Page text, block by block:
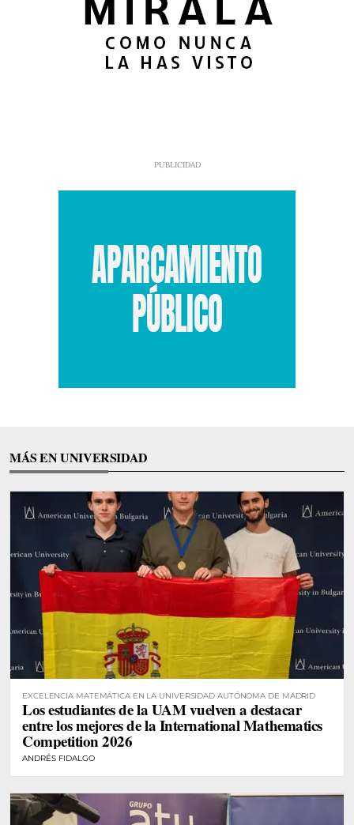
MÁS EN UNIVERSIDAD
EXCELENCIA MATEMÁTICA EN LA UNIVERSIDAD AUTÓNOMA DE MADRID
Los estudiantes de la UAM vuelven a destacar
entre los mejores de la International Mathematics
Competition 2026
ANDRÉS FIDALGO